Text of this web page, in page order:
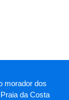
morador dos
da Costa